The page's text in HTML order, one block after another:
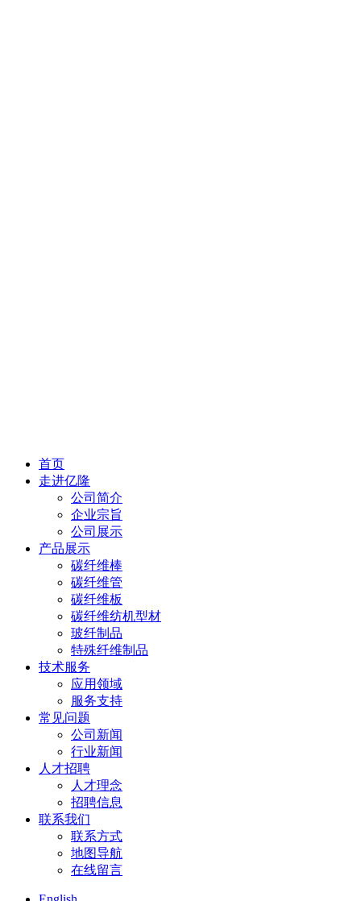
首页
走进亿隆
公司简介
企业宗旨
公司展示
产品展示
碳纤维棒
碳纤维管
碳纤维板
碳纤维纺机型材
玻纤制品
特殊纤维制品
技术服务
应用领域
服务支持
常见问题
公司新闻
行业新闻
人才招聘
人才理念
招聘信息
联系我们
联系方式
地图导航
在线留言